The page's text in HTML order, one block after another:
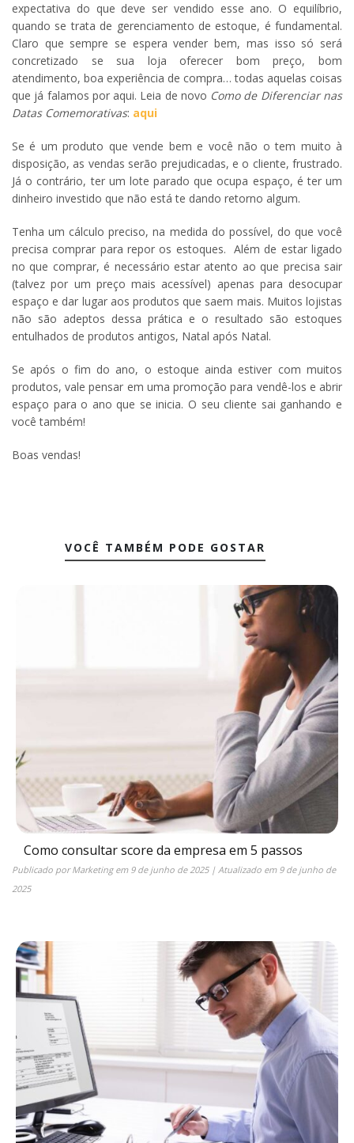
expectativa do que deve ser vendido esse ano. O equilíbrio,
quando se trata de gerenciamento de estoque, é fundamental.
Claro que sempre se espera vender bem, mas isso só será
concretizado se sua loja oferecer bom preço, bom
atendimento, boa experiência de compra… todas aquelas coisas
que já falamos por aqui. Leia de novo Como de Diferenciar nas
Datas Comemorativas: aqui
Se é um produto que vende bem e você não o tem muito à
disposição, as vendas serão prejudicadas, e o cliente, frustrado.
Já o contrário,terum lote parado que ocupa espaço, éterum
dinheiro investido que não está te dando retorno algum.
Tenha um cálculo preciso, na medida do possível, do que você
precisa comprar para repor os estoques. Além de estar ligado
no que comprar, é necessário estar atento ao que precisa sair
(talvez por um preço mais acessível) apenas para desocupar
espaço e dar lugar aos produtos que saem mais. Muitos lojistas
não são adeptos dessa prática e o resultado são estoques
entulhados de produtos antigos, Natal após Natal.
Se após o fim do ano, o estoque ainda estiver com muitos
produtos, vale pensar em uma promoção para vendê-los e abrir
espaço para o ano que se inicia. O seu cliente sai ganhando e
você também!
Boas vendas!
VOCÊ TAMBÉM PODE GOSTAR
Como consultar score da empresa em 5 passos
Publicado porMarketingem 9 de junho de 2025| Atualizado em 9 de junho de
2025